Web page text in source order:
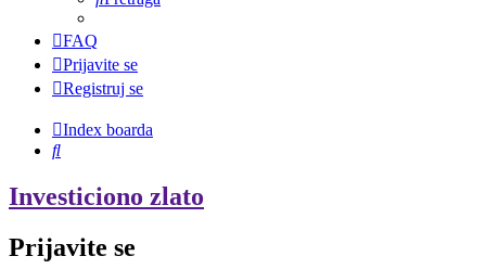
FAQ
Prijavite se
Registruj se
Index boarda
Pretraga
Investiciono zlato
Prijavite se